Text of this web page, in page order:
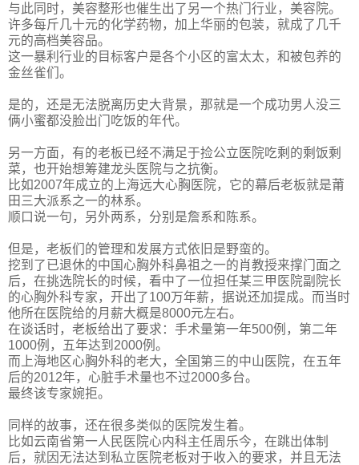
与此同时，美容整形也催生出了另一个热门行业，美容院。
许多每斤几十元的化学药物，加上华丽的包装，就成了几千
元的高档美容品。
这一暴利行业的目标客户是各个小区的富太太，和被包养的
金丝雀们。
是的，还是无法脱离历史大背景，那就是一个成功男人没三
俩小蜜都没脸出门吃饭的年代。
另一方面，有的老板已经不满足于捡公立医院吃剩的剩饭剩
菜，也开始想筹建龙头医院与之抗衡。
比如2007年成立的上海远大心胸医院，它的幕后老板就是莆
田三大派系之一的林系。
顺口说一句，另外两系，分别是詹系和陈系。
但是，老板们的管理和发展方式依旧是野蛮的。
挖到了已退休的中国心胸外科鼻祖之一的肖教授来撑门面之
后，在挑选院长的时候，看中了一位担任某三甲医院副院长
的心胸外科专家，开出了100万年薪，据说还加提成。而当时
他所在医院给的月薪大概是8000元左右。
在谈话时，老板给出了要求：手术量第一年500例，第二年
1000例，五年达到2000例。
而上海地区心胸外科的老大，全国第三的中山医院，在五年
后的2012年，心脏手术量也不过2000多台。
最终该专家婉拒。
同样的故事，还在很多类似的医院发生着。
比如云南省第一人民医院心内科主任周乐今，在跳出体制
后，就因无法达到私立医院老板对于收入的要求，并且无法